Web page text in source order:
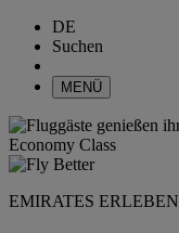
DE
Suchen
MENÜ
EMIRATES ERLEBEN